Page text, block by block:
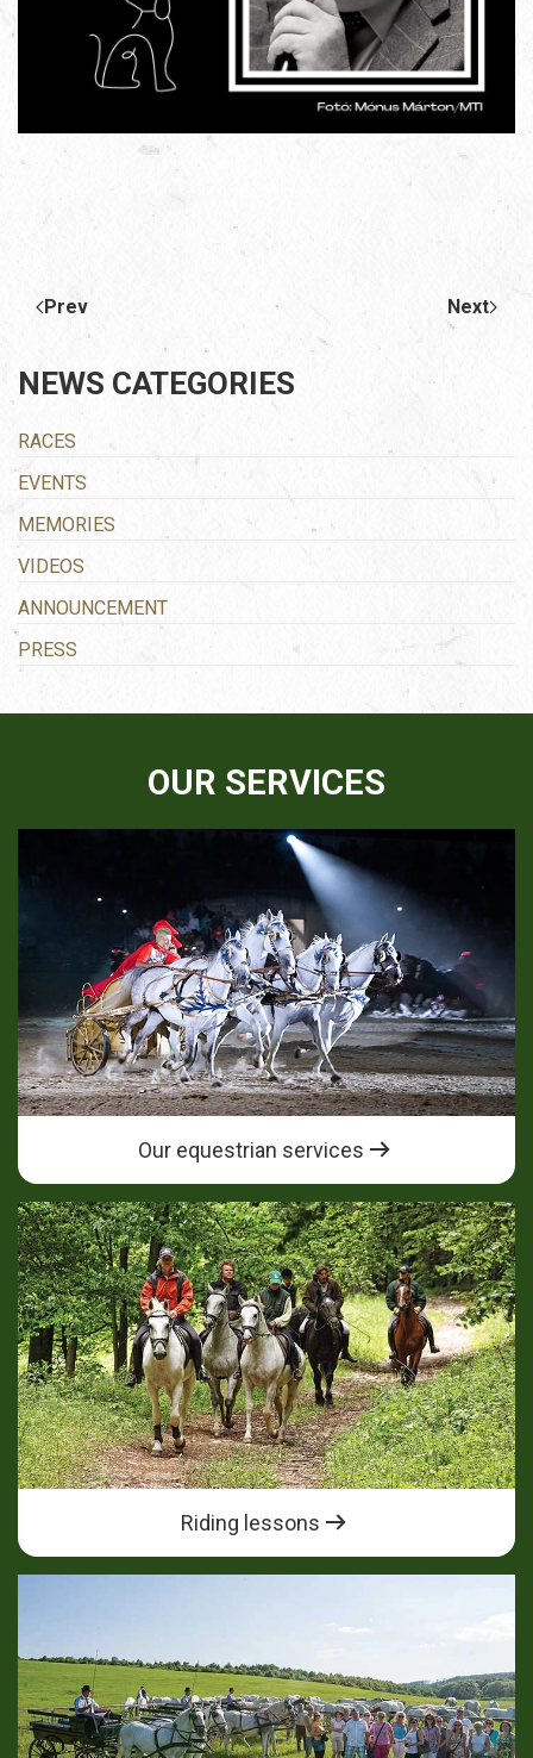
Prev Next
NEWS CATEGORIES
RACES
EVENTS
MEMORIES
VIDEOS
ANNOUNCEMENT
PRESS
OUR SERVICES
Our equestrian services
Riding lessons